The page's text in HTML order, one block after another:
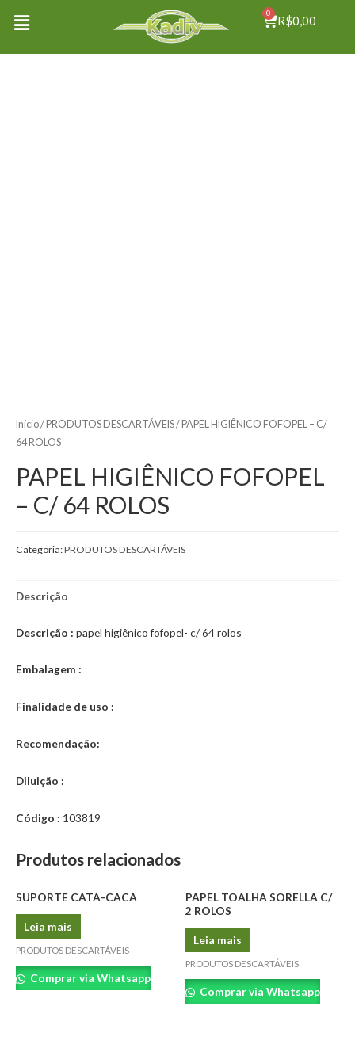
R$0,00
0
Início/ PRODUTOS DESCARTÁVEIS/ PAPEL HIGIÊNICO FOFOPEL – C/
64 ROLOS
PAPEL HIGIÊNICO FOFOPEL
– C/ 64 ROLOS
Categoria:PRODUTOS DESCARTÁVEIS
Descrição
Descrição : papel higiênico fofopel- c/ 64 rolos
Embalagem :
Finalidade de uso :
Recomendação:
Diluição :
Código : 103819
Produtos relacionados
SUPORTE CATA-CACA
Leia mais
PRODUTOS DESCARTÁVEIS
Comprar via Whatsapp
PAPEL TOALHA SORELLA C/
2 ROLOS
Leia mais
PRODUTOS DESCARTÁVEIS
Comprar via Whatsapp